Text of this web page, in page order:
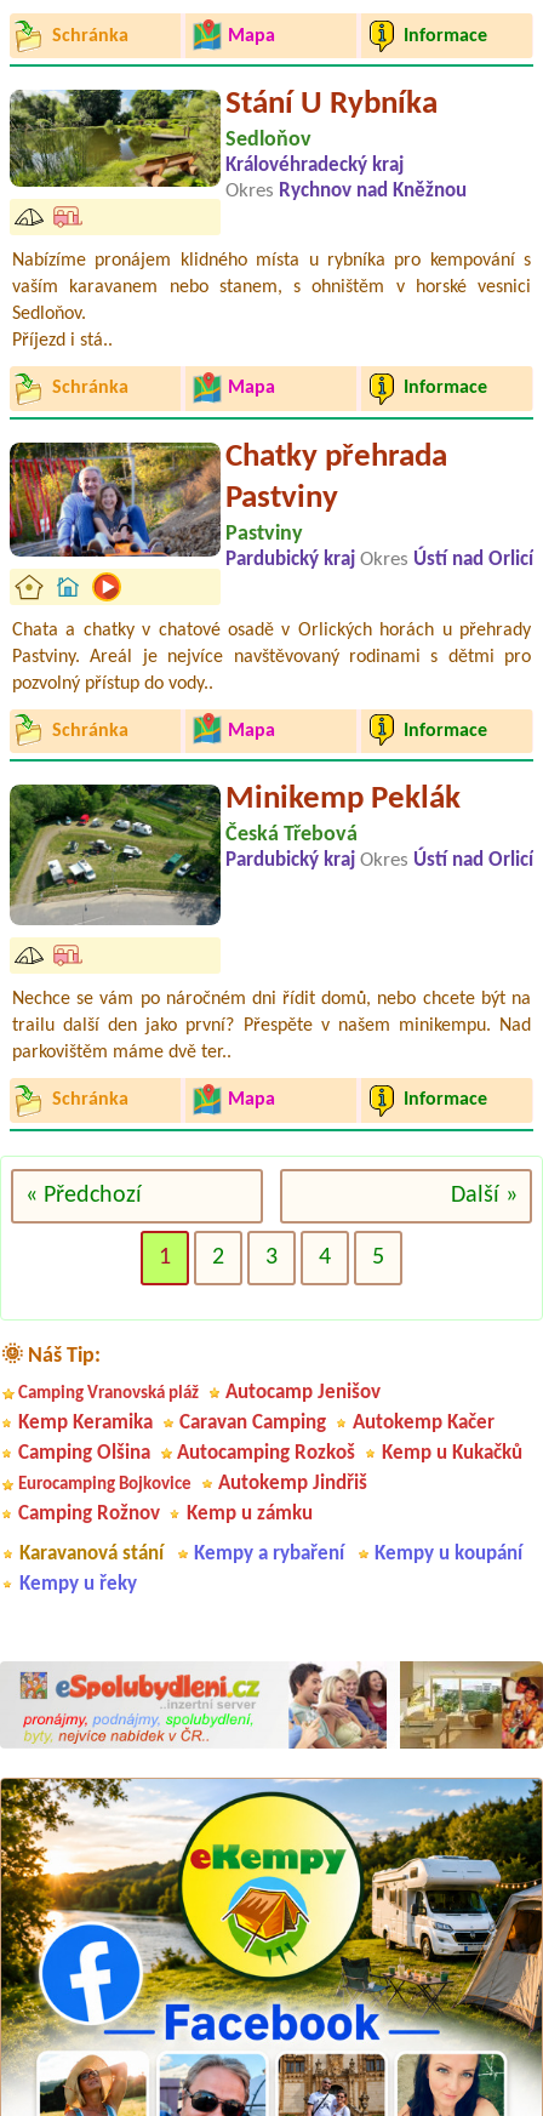
Schránka Mapa Informace
Stání U Rybníka
Sedloňov
Královéhradecký kraj
Okres Rychnov nad Kněžnou
Nabízíme pronájem klidného místa u rybníka pro kempování s
vaším karavanem nebo stanem, s ohništěm v horské vesnici
Sedloňov.
Příjezd i stá..
Schránka Mapa Informace
Chatky přehrada
Pastviny
Pastviny
Pardubický kraj Okres Ústí nad Orlicí
Chata a chatky v chatové osadě v Orlických horách u přehrady
Pastviny. Areál je nejvíce navštěvovaný rodinami s dětmi pro
pozvolný přístup do vody..
Schránka Mapa Informace
Minikemp Peklák
Česká Třebová
Pardubický kraj Okres Ústí nad Orlicí
Nechce se vám po náročném dni řídit domů, nebo chcete být na
trailu další den jako první? Přespěte v našem minikempu. Nad
parkovištěm máme dvě ter..
Schránka Mapa Informace
« Předchozí Další »
1 2 3 4 5
🌞 Náš Tip:
Camping Vranovská pláž
Autocamp Jenišov
Kemp Keramika
Caravan Camping
Autokemp Kačer
Camping Olšina
Autocamping Rozkoš Kemp u Kukačků
Eurocamping Bojkovice
Autokemp Jindřiš
Camping Rožnov
Kemp u zámku
Karavanová stání
Kempy a rybaření
Kempy u koupání
Kempy u řeky